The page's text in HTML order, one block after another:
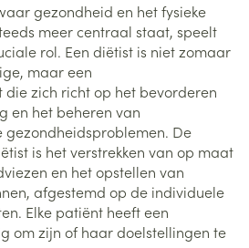
gezondheid en het fysieke
meer centraal staat, speelt
rol. Een diëtist is niet zomaar
maar een
zich richt op het bevorderen
en het beheren van
De
is het verstrekken van op maat
en het opstellen van
afgestemd op de individuele
Elke patiënt heeft een
om zijn of haar doelstellingen te